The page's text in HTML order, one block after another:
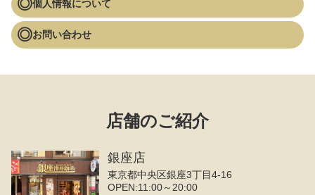
個人情報について
お問い合わせ
店舗のご紹介
銀座店
東京都中央区銀座3丁目4‐16
OPEN:11:00～20:00